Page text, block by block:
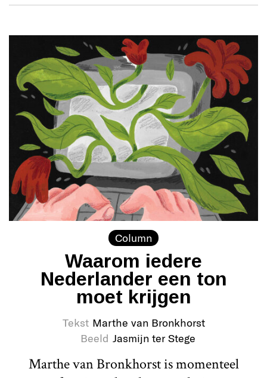
Column
Waarom iedere
Nederlander een ton
moet krijgen
Tekst Marthe van Bronkhorst
Beeld Jasmijn ter Stege
Marthe van Bronkhorst is momenteel